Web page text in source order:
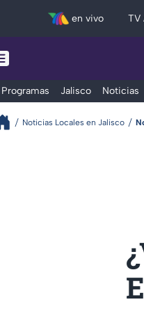
en vivo TV
Programas Jalisco Noticias
Noticias Locales en Jalisco